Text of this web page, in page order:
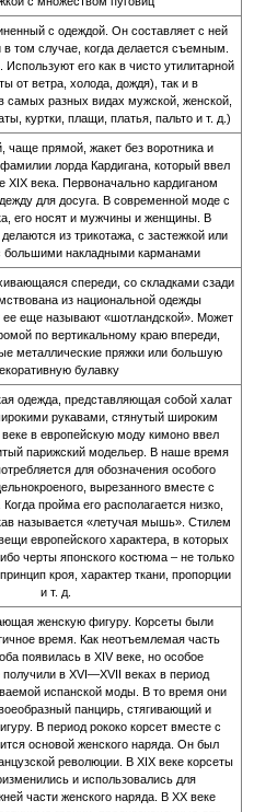
с одеждой. Он составляет с ней
том случае, когда делается съемным.
Используют его как в чисто утилитарной
от ветра, холода, дождя), так и в
самых разных видах мужской, женской,
куртки, плащи, платья, пальто и т. д.)
чаще прямой, жакет без воротника и
лорда Кардигана, который ввел
XIX века. Первоначально кардиганом
для досуга. В современной моде с
его носят и мужчины и женщины. В
из трикотажа, с застежкой или
большими накладными карманами
спереди, со складками сзади
из национальной одежды
еще называют «шотландской». Может
по вертикальному краю впереди,
металлические пряжки или большую
булавку
одежда, представляющая собой халат
рукавами, стянутый широким
в европейскую моду кимоно ввел
парижский модельер. В наше время
для обозначения особого
вырезанного вместе с
пройма его располагается низко,
называется «летучая мышь». Стилем
европейского характера, в которых
черты японского костюма – не только
кроя, характер ткани, пропорции
и т. д.
женскую фигуру. Корсеты были
время. Как неотъемлемая часть
появилась в XIV веке, но особое
получили в XVI—XVII веках в период
испанской моды. В то время они
панцирь, стягивающий и
В период рококо корсет вместе с
основой женского наряда. Он был
революции. В XIX веке корсеты
и использовались для
части женского наряда. В XX веке